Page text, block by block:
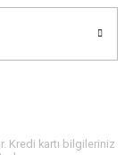
Kredi kartı bilgileriniz